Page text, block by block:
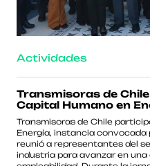
Actividades
Transmisoras de
Capital Humano en
Transmisoras de Chile
Energía, instancia convocada
reunió a representantes del
industria para avanzar en